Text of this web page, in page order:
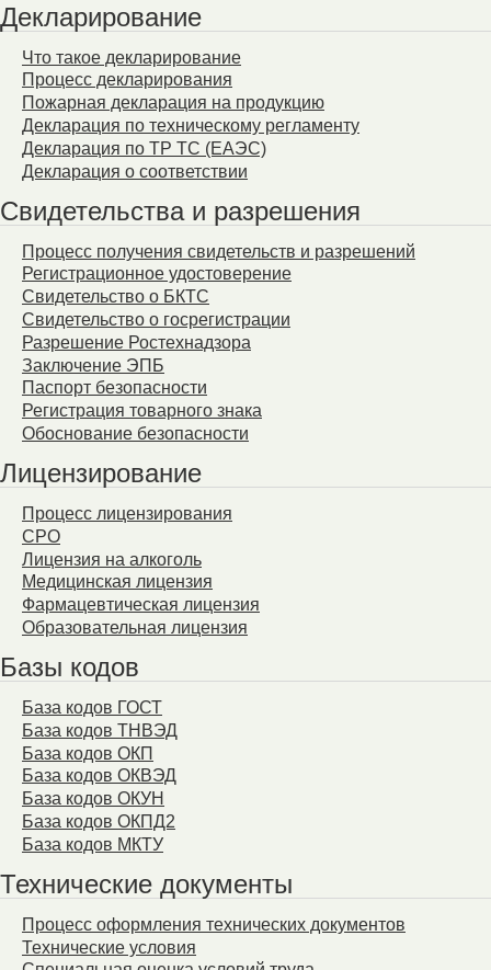
Декларирование
Что такое декларирование
Процесс декларирования
Пожарная декларация на продукцию
Декларация по техническому регламенту
Декларация по ТР ТС (ЕАЭС)
Декларация о соответствии
Свидетельства и разрешения
Процесс получения свидетельств и разрешений
Регистрационное удостоверение
Свидетельство о БКТС
Свидетельство о госрегистрации
Разрешение Ростехнадзора
Заключение ЭПБ
Паспорт безопасности
Регистрация товарного знака
Обоснование безопасности
Лицензирование
Процесс лицензирования
СРО
Лицензия на алкоголь
Медицинская лицензия
Фармацевтическая лицензия
Образовательная лицензия
Базы кодов
База кодов ГОСТ
База кодов ТНВЭД
База кодов ОКП
База кодов ОКВЭД
База кодов ОКУН
База кодов ОКПД2
База кодов МКТУ
Технические документы
Процесс оформления технических документов
Технические условия